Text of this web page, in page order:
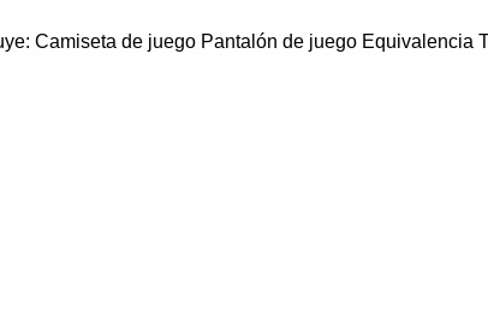
Camiseta de juego Pantalón de juego Equivalencia